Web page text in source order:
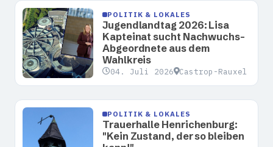
POLITIK & LOKALES
Jugendlandtag 2026: Lisa
Kapteinat sucht Nachwuchs-
Abgeordnete aus dem
Wahlkreis
04. Juli 2026 Castrop-Rauxel
POLITIK & LOKALES
Trauerhalle Henrichenburg:
"Kein Zustand, der so bleiben